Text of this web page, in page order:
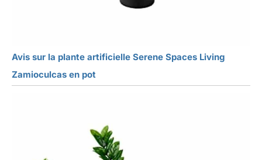
Avis sur la plante artificielle Serene Spaces Living
Zamioculcas en pot